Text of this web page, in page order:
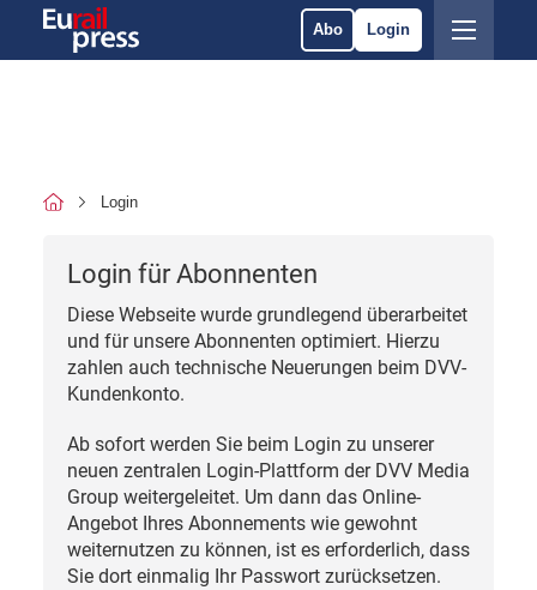
Abo Login
Login
Login für Abonnenten
Diese Webseite wurde grundlegend überarbeitet
und für unsere Abonnenten optimiert. Hierzu
zahlen auch technische Neuerungen beim DVV-
Kundenkonto.
Ab sofort werden Sie beim Login zu unserer
neuen zentralen Login-Plattform der DVV Media
Group weitergeleitet. Um dann das Online-
Angebot Ihres Abonnements wie gewohnt
weiternutzen zu können, ist es erforderlich, dass
Sie dort einmalig Ihr Passwort zurücksetzen.